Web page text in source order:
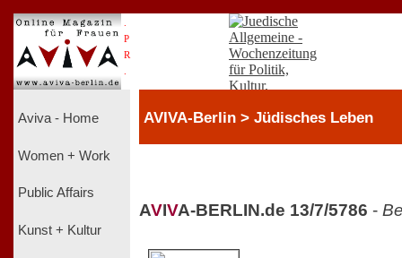
P
R
Aviva - Home
Women + Work
Public Affairs
Kunst + Kultur
AVIVA-Berlin > Jüdisches Leben
AVIVA-BERLIN.de 13/7/5786 -